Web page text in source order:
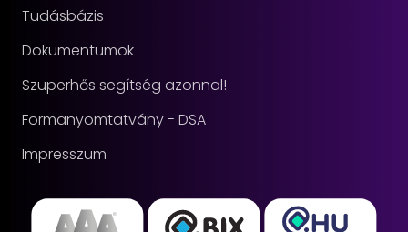
Tudásbázis
Dokumentumok
Szuperhős segítség azonnal!
Formanyomtatvány - DSA
Impresszum